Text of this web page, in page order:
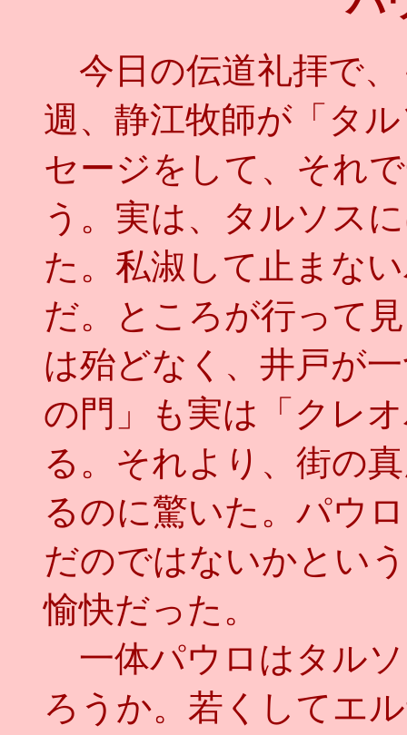
今日の伝道礼拝で、
週、静江牧師が「タ
セージをして、それ
う。実は、タルソス
た。私淑して止まな
だ。ところが行って
は殆どなく、井戸が
の門」も実は「クレ
る。それより、街の
るのに驚いた。パウ
だのではないかとい
愉快だった。
一体パウロはタル
ろうか。若くしてエ